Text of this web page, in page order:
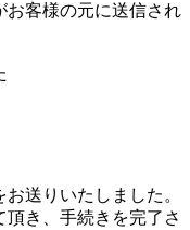
お客様の元に送信され
送りいたしました。
頂き、手続きを完了さ